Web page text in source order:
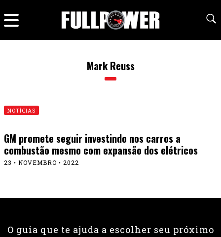
Mark Reuss
NOTÍCIAS
GM promete seguir investindo nos carros a
combustão mesmo com expansão dos elétricos
23 • NOVEMBRO • 2022
O guia que te ajuda a escolher seu próximo